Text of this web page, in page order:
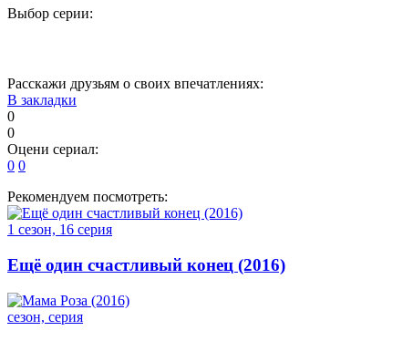
Выбор серии:
Расскажи друзьям о своих впечатлениях:
В закладки
0
0
Оцени сериал:
0 0
Рекомендуем посмотреть:
1 сезон, 16 серия
Ещё один счастливый конец (2016)
сезон, серия